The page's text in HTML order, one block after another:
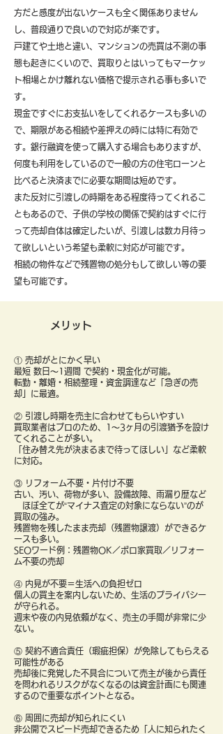
方だと感度が出ないケースも全く関係ありません
し、普段通りで良いので対応が楽です。
戸建てや土地と違い、マンションの売買は不測の事
態も起きにくいので、買取りとはいってもマーケッ
ト相場とかけ離れない価格で提示される事も多いで
す。
現金ですぐにお支払いをしてくれるケースも多いの
で、期限がある相続や差押えの時には特に有効で
す。銀行融資を使って購入する場合もありますが、
何度も利用をしているので一般の方の住宅ローンと
比べると決済までに必要な期間は短めです。
また反対に引渡しの時期をある程度待ってくれるこ
ともあるので、子供の学校の関係で契約はすぐに行
って売却自体は確定したいが、引渡しは数カ月待っ
て欲しいという希望も柔軟に対応が可能です。
​相続の物件などで残置物の処分もして欲しい等の要
望も可能です。
メリット
① 売却がとにかく早い
最短 数日〜1週間 で契約・現金化が可能。
転勤・離婚・相続整理・資金調達など「急ぎの売
却」に最適。
② 引渡し時期を売主に合わせてもらいやすい
買取業者はプロのため、1〜3ヶ月の引渡猶予を設け
てくれることが多い。
「住み替え先が決まるまで待ってほしい」など柔軟
に対応。
③ リフォーム不要・片付け不要
古い、汚い、荷物が多い、設備故障、雨漏り歴など
ほぼ全てが“マイナス査定の対象にならない”のが
買取の強み。
残置物を残したまま売却（残置物譲渡）ができるケ
ースも多い。
SEOワード例：残置物OK／ボロ家買取／リフォー
ム不要の売却
④ 内見が不要＝生活への負担ゼロ
個人の買主を案内しないため、生活のプライバシー
が守られる。
週末や夜の内見依頼がなく、売主の手間が非常に少
ない。
⑤ 契約不適合責任（瑕疵担保）が免除してもらえる
可能性がある
売却後に発覚した不具合について売主が後から責任
を問われるリスクがなくなるのは資金計画にも関連
するので重要なポイントとなる。
⑥ 周囲に売却が知られにくい
非公開でスピード売却できるため「人に知られたく